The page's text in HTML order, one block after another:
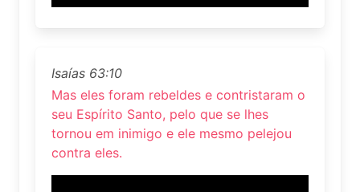
Isaías 63:10
Mas eles foram rebeldes e contristaram o
seu Espírito Santo, pelo que se lhes
tornou em inimigo e ele mesmo pelejou
contra eles.